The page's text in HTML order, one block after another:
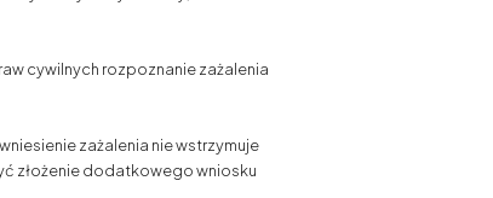
cywilnych rozpoznanie zażalenia
zażalenia nie wstrzymuje
złożenie dodatkowego wniosku